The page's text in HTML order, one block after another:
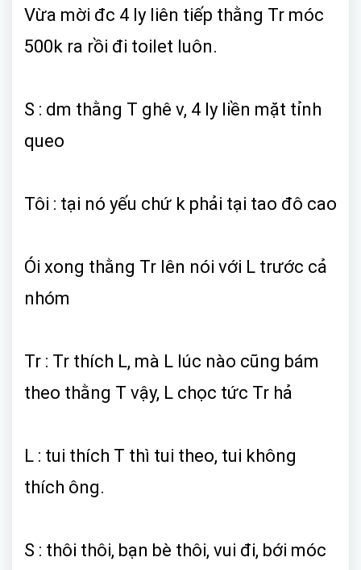
Vừa mời đc 4 ly liên tiếp thằng Tr móc
500k ra rồi đi toilet luôn.
S : dm thằng T ghê v, 4 ly liền mặt tỉnh
queo
Tôi : tại nó yếu chứ k phải tại tao đô cao
Ói xong thằng Tr lên nói với L trước cả
nhóm
Tr : Tr thích L, mà L lúc nào cũng bám
theo thằng T vậy, L chọc tức Tr hả
L : tui thích T thì tui theo, tui không
thích ông.
S : thôi thôi, bạn bè thôi, vui đi, bới móc